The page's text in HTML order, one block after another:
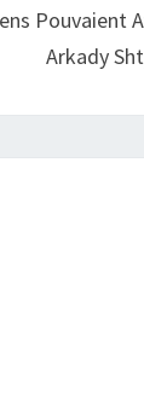
Pouvaient
Arkady